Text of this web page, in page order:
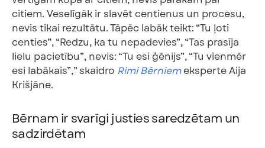
citiem. Veselīgāk ir slavēt centienus un procesu,
nevis tikai rezultātu. Tāpēc labāk teikt: “Tu ļoti
centies”, “Redzu, ka tu nepadevies”, “Tas prasīja
lielu pacietību”, nevis: “Tu esi ģēnijs”, “Tu vienmēr
esi labākais”,” skaidro Rimi Bērniemeksperte Aija
Krišjāne.
Bērnam ir svarīgi justies saredzētam un
sadzirdētam